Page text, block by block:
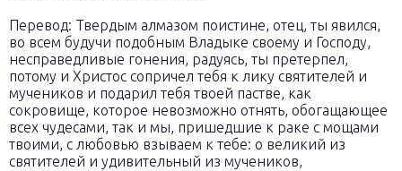
Перевод: Твердым алмазом поистине, отец, ты явился,
во всем будучи подобным Владыке своему и Господу,
несправедливые гонения, радуясь, ты претерпел,
потому и Христос сопричел тебя к лику святителей и
мучеников и подарил тебя твоей пастве, как
сокровище, которое невозможно отнять, обогащающее
всех чудесами, так и мы, пришедшие к раке с мощами
твоими, с любовью взываем к тебе: о великий из
святителей и удивительный из мучеников,